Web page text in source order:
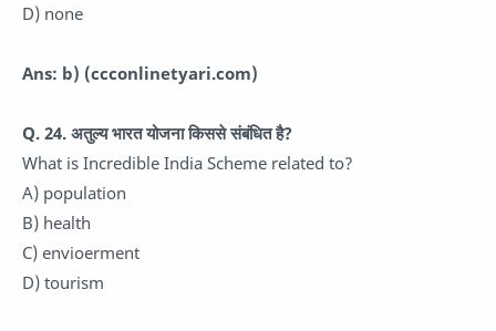
D) none
Ans: b) (ccconlinetyari.com)
Q. 24. अतुल्य भारत योजना किससे संबंधित है?
What is Incredible India Scheme related to?
A) population
B) health
C) envioerment
D) tourism